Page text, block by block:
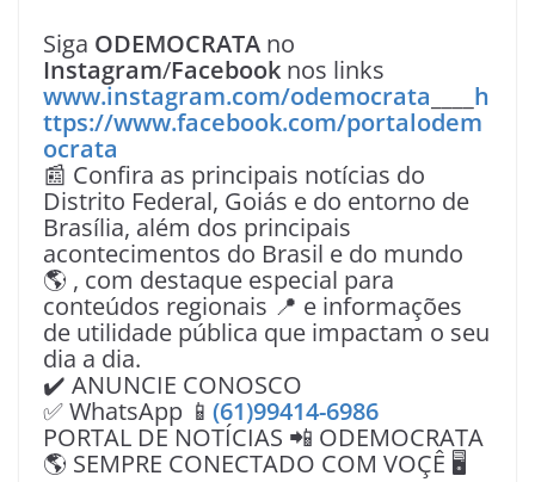
Siga ODEMOCRATA no
Instagram/Facebook nos links
www.instagram.com/odemocrata
h
ttps://www.facebook.com/portalodem
ocrata
📰 Confira as principais notícias do
Distrito Federal, Goiás e do entorno de
Brasília, além dos principais
acontecimentos do Brasil e do mundo
🌎 , com destaque especial para
conteúdos regionais 📍 e informações
de utilidade pública que impactam o seu
dia a dia.
✔️ ANUNCIE CONOSCO
✅ WhatsApp 📱 (61)99414-6986
PORTAL DE NOTÍCIAS 📲 ODEMOCRATA
🌎 SEMPRE CONECTADO COM VOÇÊ 🖥️